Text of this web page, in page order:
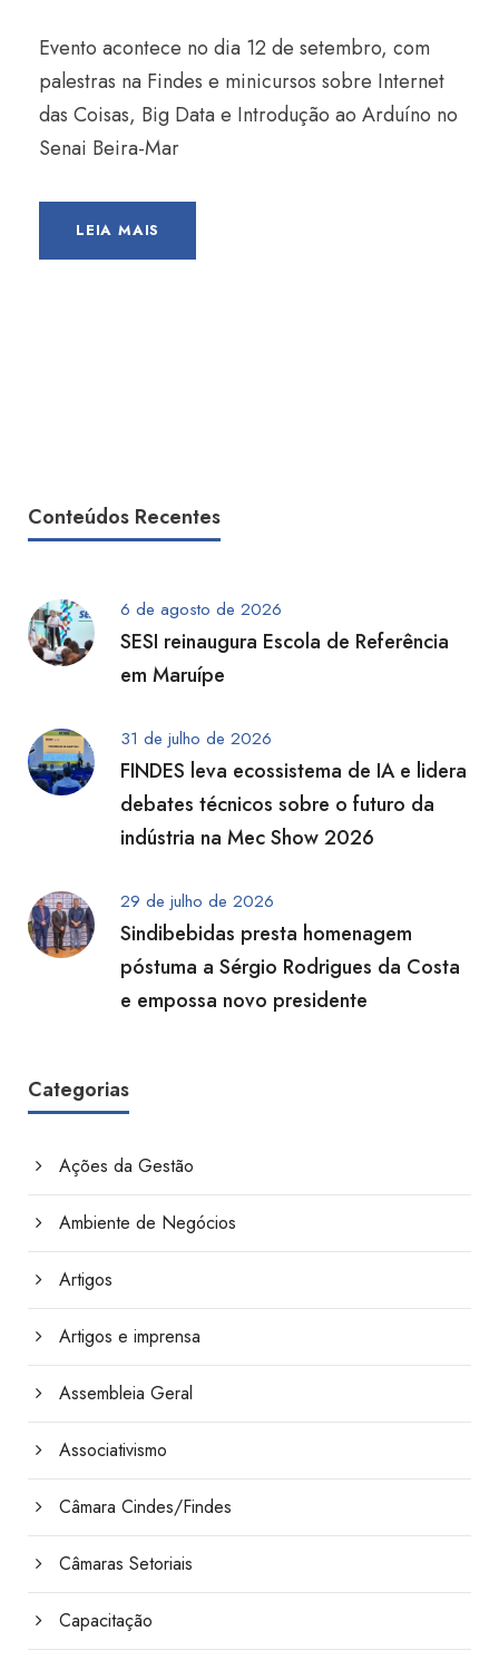
Evento acontece no dia 12 de setembro, com
palestras na Findes e minicursos sobre Internet
das Coisas, Big Data e Introdução ao Arduíno no
Senai Beira-Mar
LEIA MAIS
Conteúdos Recentes
6 de agosto de 2026
SESI reinaugura Escola de Referência
em Maruípe
31 de julho de 2026
FINDES leva ecossistema de IA e lidera
debates técnicos sobre o futuro da
indústria na Mec Show 2026
29 de julho de 2026
Sindibebidas presta homenagem
póstuma a Sérgio Rodrigues da Costa
e empossa novo presidente
Categorias
Ações da Gestão
Ambiente de Negócios
Artigos
Artigos e imprensa
Assembleia Geral
Associativismo
Câmara Cindes/Findes
Câmaras Setoriais
Capacitação